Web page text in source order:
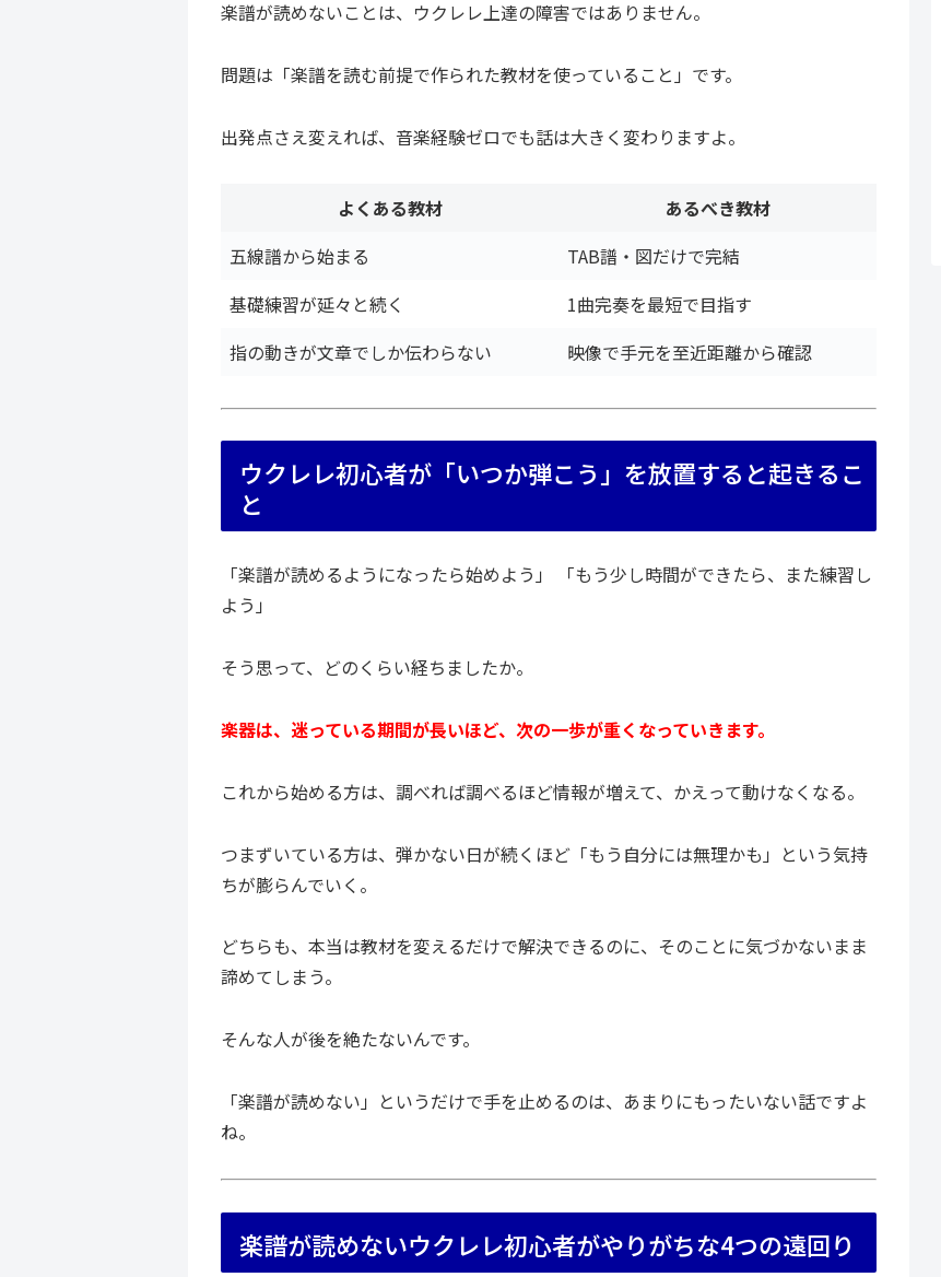
楽譜が読めないことは、ウクレレ上達の障害ではありません。
問題は「楽譜を読む前提で作られた教材を使っていること」です。
出発点さえ変えれば、音楽経験ゼロでも話は大きく変わりますよ。
よくある教材
あるべき教材
五線譜から始まる
TAB譜・図だけで完結
基礎練習が延々と続く
1曲完奏を最短で目指す
指の動きが文章でしか伝わらない
映像で手元を至近距離から確認
ウクレレ初心者が「いつか弾こう」を放置すると起きるこ
と
「楽譜が読めるようになったら始めよう」 「もう少し時間ができたら、また練習し
よう」
そう思って、どのくらい経ちましたか。
楽器は、迷っている期間が長いほど、次の一歩が重くなっていきます。
これから始める方は、調べれば調べるほど情報が増えて、かえって動けなくなる。
つまずいている方は、弾かない日が続くほど「もう自分には無理かも」という気持
ちが膨らんでいく。
どちらも、本当は教材を変えるだけで解決できるのに、そのことに気づかないまま
諦めてしまう。
そんな人が後を絶たないんです。
「楽譜が読めない」というだけで手を止めるのは、あまりにもったいない話ですよ
ね。
楽譜が読めないウクレレ初心者がやりがちな4つの遠回り